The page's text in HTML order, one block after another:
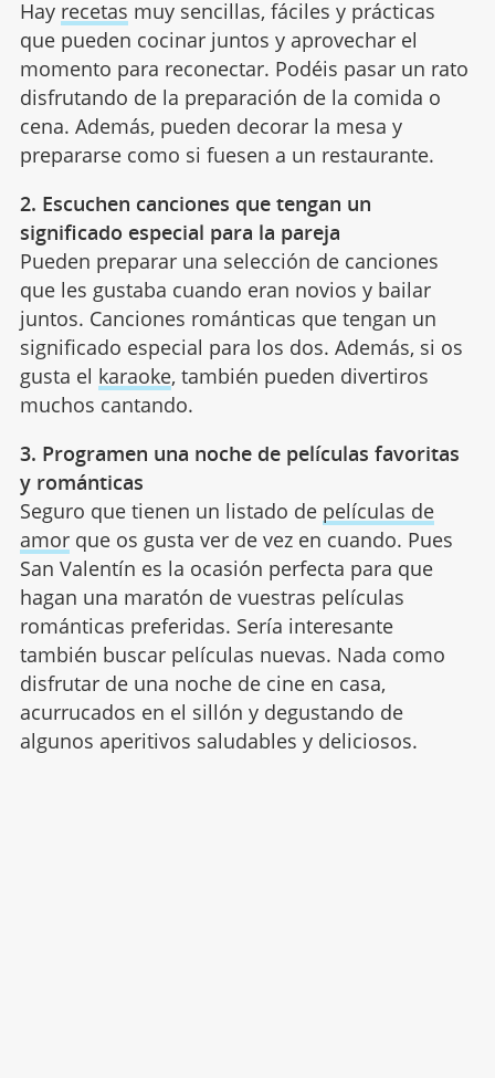
Hay recetas muy sencillas, fáciles y prácticas
que pueden cocinar juntos y aprovechar el
momento para reconectar. Podéis pasar un rato
disfrutando de la preparación de la comida o
cena. Además, pueden decorar la mesa y
prepararse como si fuesen a un restaurante.
2. Escuchen canciones que tengan un
significado especial para la pareja
Pueden preparar una selección de canciones
que les gustaba cuando eran novios y bailar
juntos. Canciones románticas que tengan un
significado especial para los dos. Además, si os
gusta el karaoke, también pueden divertiros
muchos cantando.
3. Programen una noche de películas favoritas
y románticas
Seguro que tienen un listado de películas de
amorque os gusta ver de vez en cuando. Pues
San Valentín es la ocasión perfecta para que
hagan una maratón de vuestras películas
románticas preferidas. Sería interesante
también buscar películas nuevas. Nada como
disfrutar de una noche de cine en casa,
acurrucados en el sillón y degustando de
algunos aperitivos saludables y deliciosos.